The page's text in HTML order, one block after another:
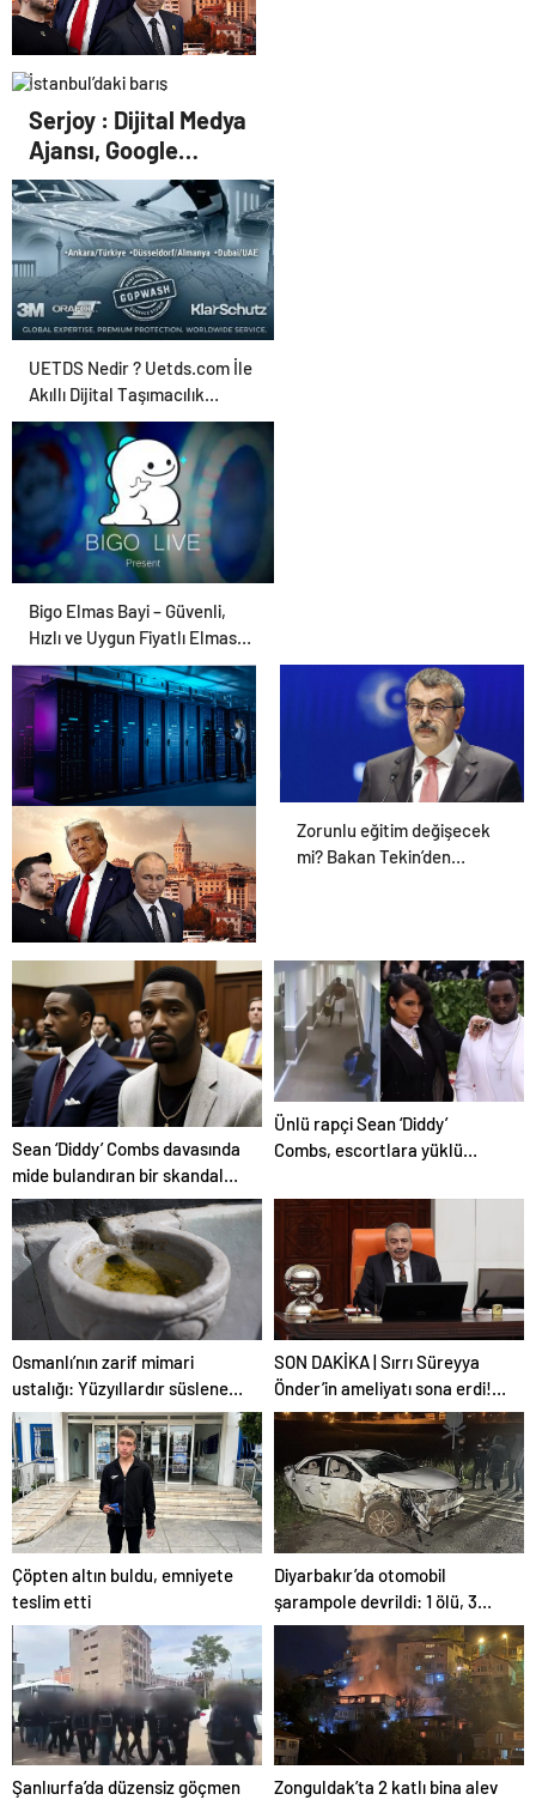
İstanbul’daki barış
zirvesiyle ilgili Trump’tan
yeni açıklama
Serjoy : Dijital Medya
Ajansı, Google
Reklam Ajansı, SEO
Ajansı ve Web
Tasarım Ajansı
UETDS Nedir ? Uetds.com İle
Akıllı Dijital Taşımacılık
Yazılımı
Bigo Elmas Bayi – Güvenli,
Hızlı ve Uygun Fiyatlı Elmas
Satın Almanın Yeni Adresi
Datahost İle Güvenilir
Sunucu Hizmetleri
Zorunlu eğitim değişecek
mi? Bakan Tekin’den
İstanbul’daki barış
zirvesiyle ilgili Trump’tan
yeni açıklama
Sean ‘Diddy’ Combs davasında
mide bulandıran bir skandal
detay daha
Ünlü rapçi Sean ‘Diddy’
Combs, escortlara yüklü
Osmanlı’nın zarif mimari
ustalığı: Yüzyıllardır süslenen
kuş sebilleri ve çanakları
SON DAKİKA | Sırrı Süreyya
Önder’in ameliyatı sona erdi!
Yoğun bakım servisinde
gözlem altına alındı
Çöpten altın buldu, emniyete
teslim etti
Diyarbakır’da otomobil
şarampole devrildi: 1 ölü, 3
yaralı
Şanlıurfa’da düzensiz göçmen Zonguldak’ta 2 katlı bina alev